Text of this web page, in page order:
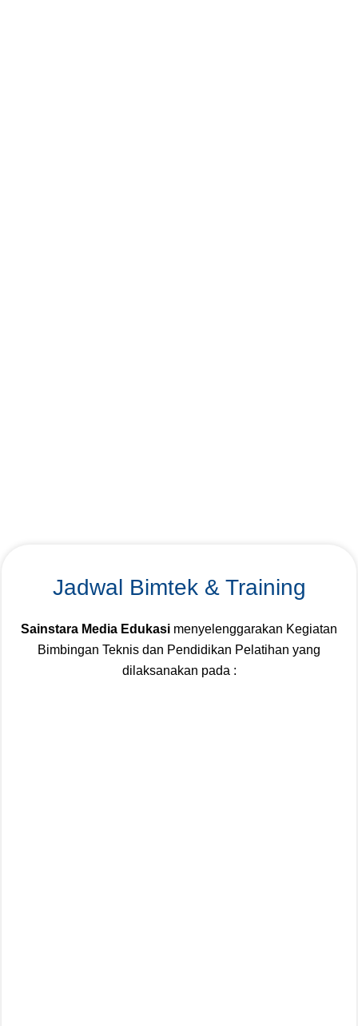
Jadwal Bimtek & Training
Sainstara Media Edukasi menyelenggarakan Kegiatan
Bimbingan Teknis dan Pendidikan Pelatihan yang
dilaksanakan pada :